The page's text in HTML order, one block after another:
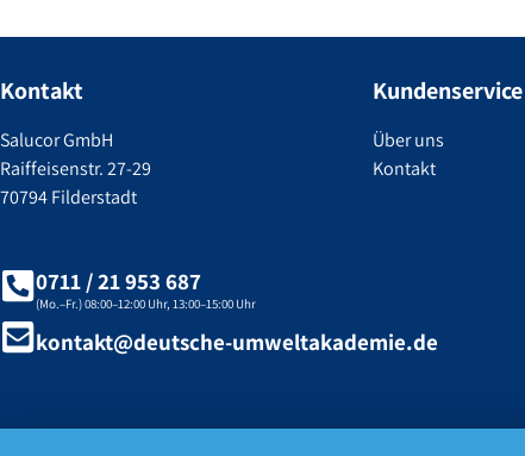
Kontakt
Salucor GmbH
Raiffeisenstr. 27-29
70794 Filderstadt
Kundenservice
Über uns
Kontakt
0711 / 21 953 687
(Mo.–Fr.) 08:00–12:00 Uhr, 13:00–15:00 Uhr
kontakt@deutsche-umweltakademie.de